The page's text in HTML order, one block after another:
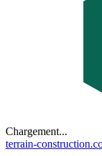
Chargement...
terrain-